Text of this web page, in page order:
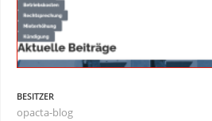
BESITZER
opacta-blog